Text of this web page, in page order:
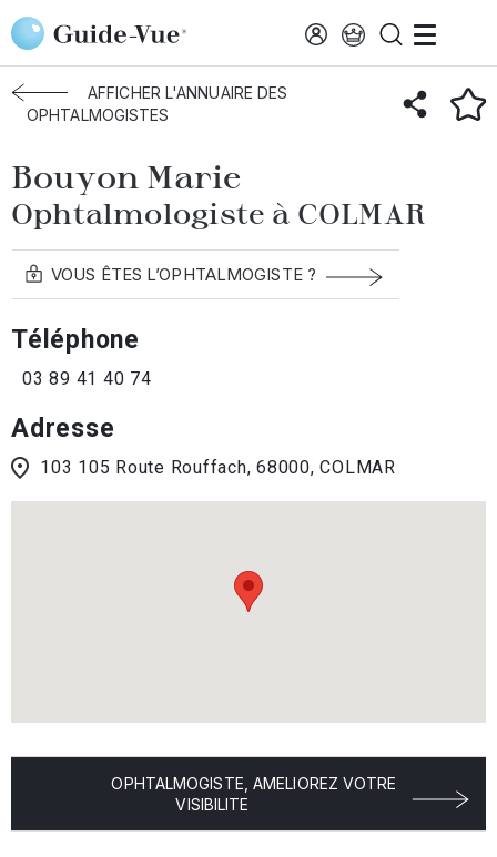
Aller au contenu principal
Accueil Annuaire des ophtalmologistes Colmar Bouyon Marie
AFFICHER L'ANNUAIRE DES
OPHTALMOGISTES
Bouyon Marie
Ophtalmologiste à COLMAR
VOUS ÊTES L’OPHTALMOGISTE ?
Téléphone
03 89 41 40 74
Adresse
103 105 Route Rouffach, 68000, COLMAR
OPHTALMOGISTE, AMELIOREZ VOTRE
VISIBILITE